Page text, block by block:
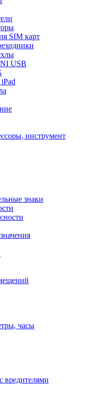
SIM карт
USB
инструмент
знаки
часы
вредителями